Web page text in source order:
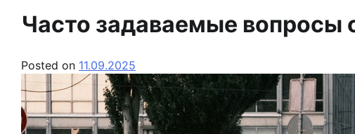
Часто задаваемые
Posted on 11.09.2025